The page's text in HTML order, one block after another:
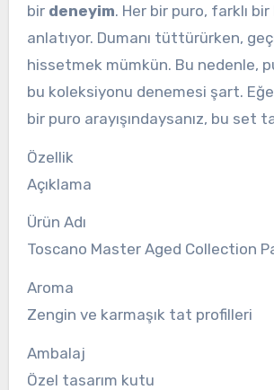
bir deneyim. Her bir puro, farklı
anlatıyor. Dumanı tüttürürken,
hissetmek mümkün. Bu nedenle,
bu koleksiyonu denemesi şart.
bir puro arayışındaysanız, bu set
Özellik
Açıklama
Ürün Adı
Toscano Master Aged Collection
Aroma
Zengin ve karmaşık tat profilleri
Ambalaj
Özel tasarım kutu